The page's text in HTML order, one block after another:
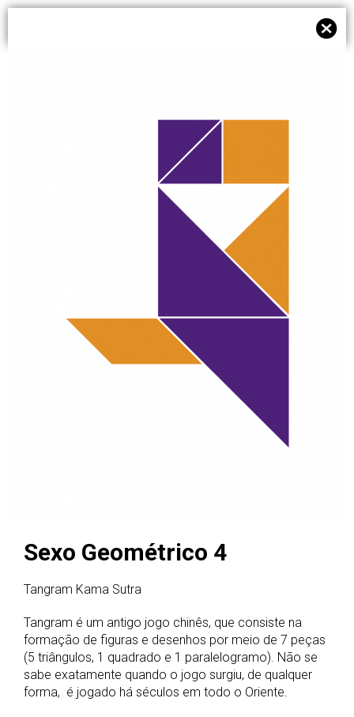
Sexo Geométrico 4
Tangram Kama Sutra
Tangram é um antigo jogo chinês, que consiste na
formação de figuras e desenhos por meio de 7 peças
(5 triângulos, 1 quadrado e 1 paralelogramo). Não se
sabe exatamente quando o jogo surgiu, de qualquer
forma, é jogado há séculos em todo o Oriente.